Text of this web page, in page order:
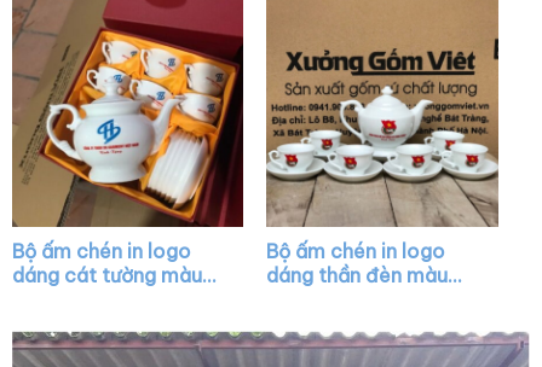
Bộ ấm chén in logo
dáng cát tường màu
Bộ ấm chén in logo
dáng thần đèn màu